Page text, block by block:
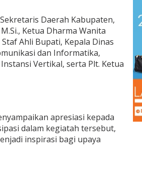
Daerah Kabupaten,
Ketua Dharma Wanita
Ahli Bupati, Kepala Dinas
dan Informatika,
Vertikal, serta Plt. Ketua
apresiasi kepada
dalam kegiatah tersebut,
inspirasi bagi upaya